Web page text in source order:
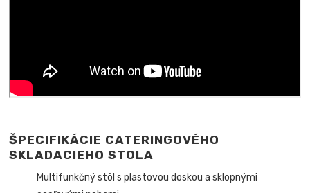
ŠPECIFIKÁCIE CATERINGOVÉHO
SKLADACIEHO STOLA
Multifunkčný stôl s plastovou doskou a sklopnými